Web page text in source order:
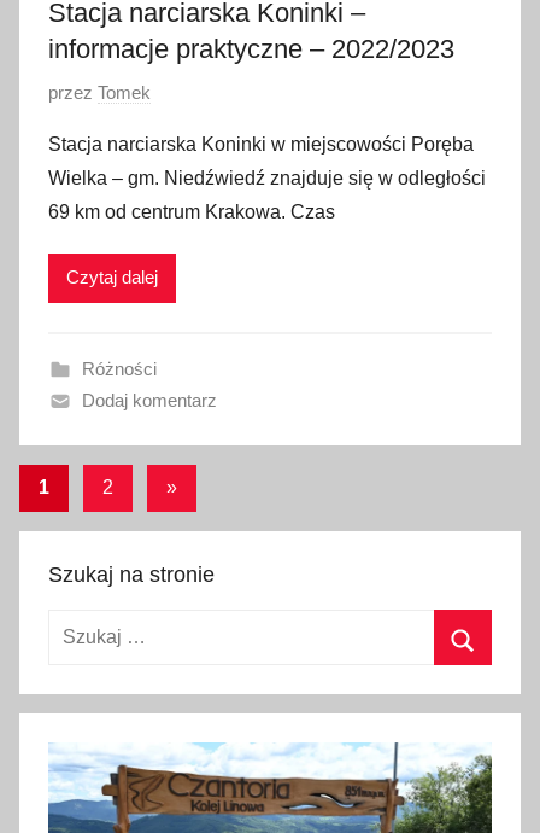
Stacja narciarska Koninki –
informacje praktyczne – 2022/2023
O
u
b
l
i
a
n
4
s
t
y
a
2
0
2
przez Tomek
Stacja narciarska Koninki w miejscowości Poręba
Wielka – gm. Niedźwiedź znajduje się w odległości
69 km od centrum Krakowa. Czas
Czytaj dalej
Różności
Dodaj komentarz
Stronicowanie
wpisów
1 2
Następne
»
Szukaj na stronie
Szukaj: